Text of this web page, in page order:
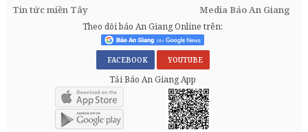
Tin tức miền Tây
Media Báo An Giang
Theo dõi báo An Giang Online trên:
FACEBOOK YOUTUBE
Tải Báo An Giang App